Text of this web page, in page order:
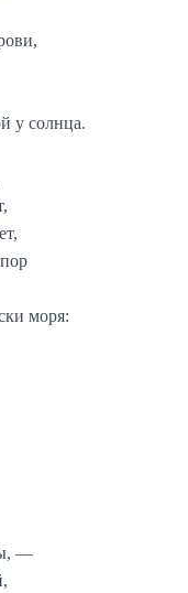
у солнца.
моря:
—